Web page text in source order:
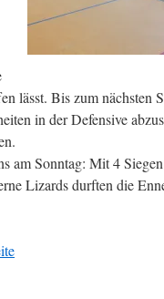
lässt. Bis zum nächsten
in der Defensive
am Sonntag: Mit 4
Lizards durften die